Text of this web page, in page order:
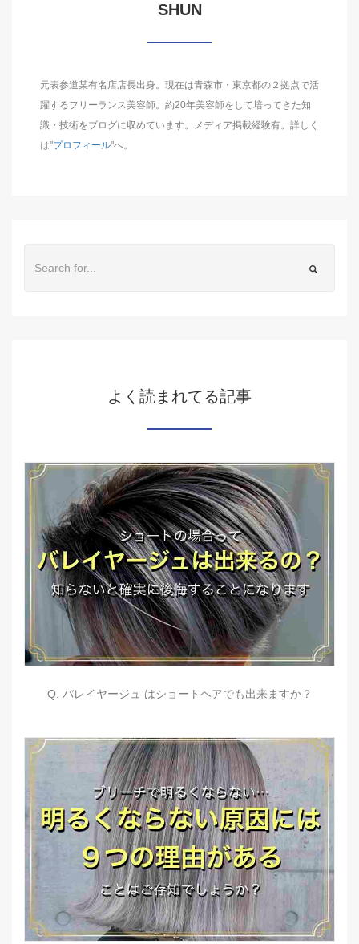
SHUN
元表参道某有名店店長出身。現在は青森市・東京都の２拠点で活
躍するフリーランス美容師。約20年美容師をして培ってきた知
識・技術をブログに収めています。メディア掲載経験有。詳しく
は"プロフィール"へ。
よく読まれてる記事
Q. バレイヤージュ はショートヘアでも出来ますか？